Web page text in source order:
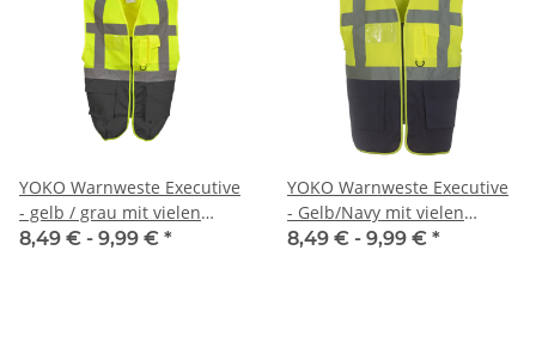
YOKO Warnweste Executive
- gelb / grau mit vielen
Taschen und Reißverschluss
8,49 € - 9,99 € *
YOKO Warnweste Executive
- Gelb/Navy mit vielen
Taschen und Reißverschluss
8,49 € - 9,99 € *